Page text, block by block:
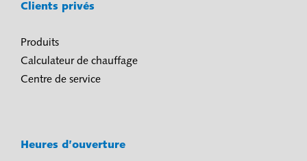
Clients privés
Produits
Calculateur de chauffage
Centre de service
Heures d’ouverture